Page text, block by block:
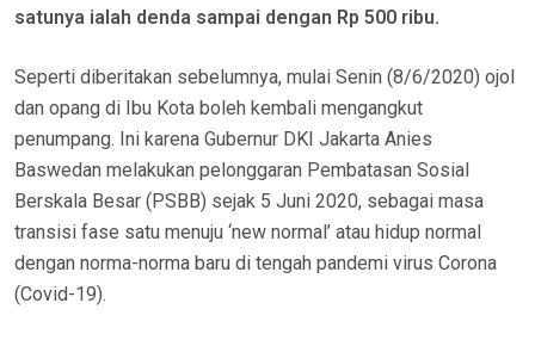
satunya ialah denda sampai dengan Rp 500 ribu.
Seperti diberitakan sebelumnya, mulai Senin (8/6/2020) ojol
dan opang di Ibu Kota boleh kembali mengangkut
penumpang. Ini karena Gubernur DKI Jakarta Anies
Baswedan melakukan pelonggaran Pembatasan Sosial
Berskala Besar (PSBB) sejak 5 Juni 2020, sebagai masa
transisi fase satu menuju ‘new normal’ atau hidup normal
dengan norma-norma baru di tengah pandemi virus Corona
(Covid-19).